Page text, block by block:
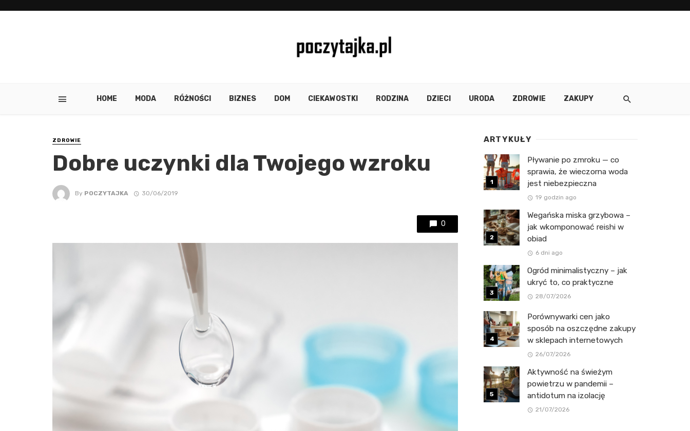
HOME MODA RÓŻNOŚCI BIZNES DOM CIEKAWOSTKI RODZINA DZIECI URODA ZDROWIE ZAKUPY
ZDROWIE
Dobre uczynki dla Twojego wzroku
By POCZYTAJKA 30/06/2019
0
ARTYKUŁY
Pływanie po zmroku — co
sprawia, że wieczorna woda
jest niebezpieczna
19 godzin ago
Wegańska miska grzybowa –
jak wkomponować reishi w
obiad
6 dni ago
Ogród minimalistyczny – jak
ukryć to, co praktyczne
28/07/2026
Porównywarki cen jako
sposób na oszczędne zakupy
w sklepach internetowych
26/07/2026
Aktywność na świeżym
powietrzu w pandemii –
antidotum na izolację
21/07/2026